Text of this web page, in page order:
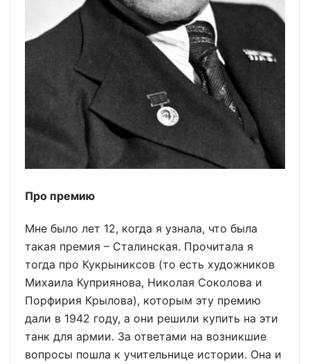
Про премию
Мне было лет 12, когда я узнала, что была
такая премия – Сталинская. Прочитала я
тогда про Кукрыниксов (то есть художников
Михаила Куприянова, Николая Соколова и
Порфирия Крылова), которым эту премию
дали в 1942 году, а они решили купить на эти
танк для армии. За ответами на возникшие
вопросы пошла к учительнице истории. Она и